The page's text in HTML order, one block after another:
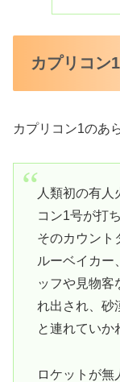
カプリコン
カプリコン1のあ
人類初の有人
コン1号が打
そのカウント
ルーベイカー
ッフや見物客
れ出され、砂
と連れていか
ロケットが無